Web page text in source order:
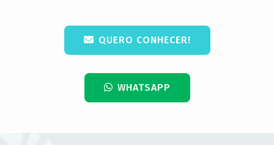
QUERO CONHECER!
WHATSAPP